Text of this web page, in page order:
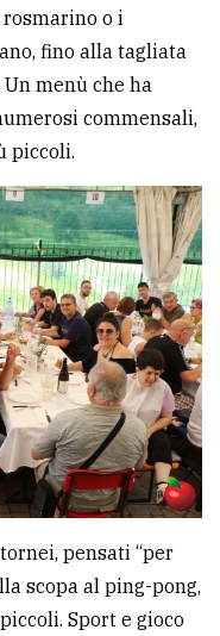
o i
fino alla tagliata
menù che ha
commensali,
piccoli.
pensati “per
scopa al ping-pong,
Sport e gioco